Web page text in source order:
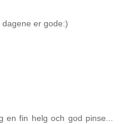
er gode:)
fin helg och god pinse...